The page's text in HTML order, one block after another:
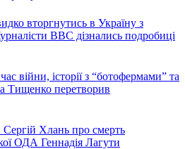
вторгнутись в Україну з
ВВС дізнались подробиці
війни, історії з “ботофермами” та
Тищенко перетворив
Хлань про смерть
ОДА Геннадія Лагути